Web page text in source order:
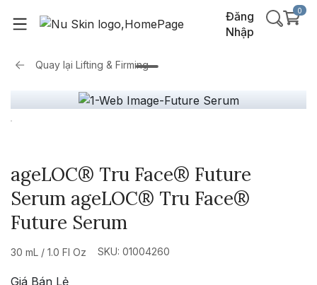
Đăng
Nhập
0
Quay lại Lifting & Firming
ageLOC® Tru Face® Future
Serum ageLOC® Tru Face®
Future Serum
30 mL / 1.0 Fl Oz SKU: 01004260
Giá Bán Lẻ